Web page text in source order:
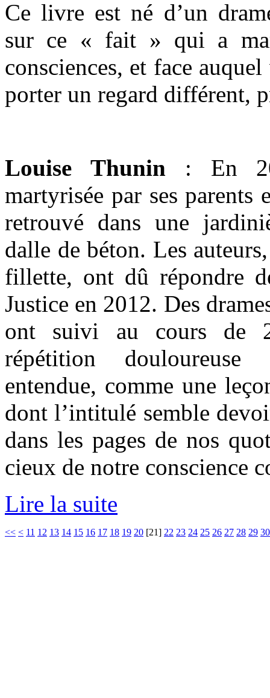
Ce livre est né d’un
sur ce « fait » qui a
consciences, et face
porter un regard différent,
Louise Thunin : En
martyrisée par ses parents
retrouvé dans une
dalle de béton. Les
fillette, ont dû répondre
Justice en 2012. Des
ont suivi au cours de
répétition
entendue, comme une
dont l’intitulé semble
dans les pages de nos
cieux de notre conscience
Lire la suite
<< < 11 12 13 14 15 16 17 18 19 20 [21] 22 23 24 25 26 27 28 29 30